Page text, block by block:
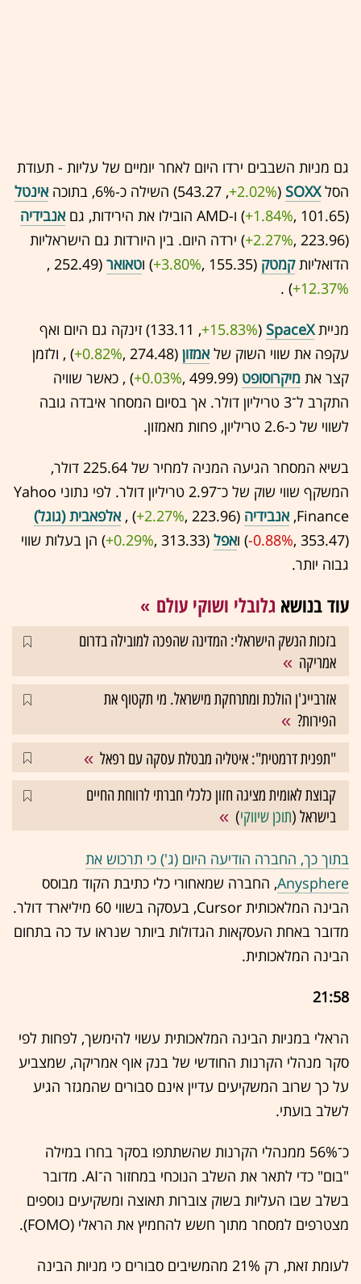
גם מניות השבבים ירדו היום לאחר יומיים של עליות - תעודת
הסלSOXX
(543.27 ,‎
+2.02% ‏) השילה כ-6%, בתוכה
אינטל
(101.65 ,‎
+1.84%‏) ו-AMD הובילו את הירידות, גם
אנבידיה
(223.96 ,‎
+2.27%‏) ירדה היום. בין היורדות גם הישראליות
הדואליותקמטק (155.35 ,‎
+3.80%‏) וטאואר (252.49 ,‎
+12.37%
‏) .
מנייתSpaceX
(133.11 ,‎
+15.83%
‏) זינקה גם היום ואף
עקפה את שווי השוק שלאמזון (274.48 ,‎
+0.82%‏) , ולזמן
קצר את מיקרוסופט (499.99 ,‎
+0.03%‏) , כאשר שוויה
התקרב ל־3 טריליון דולר. אך בסיום המסחר איבדה גובה
לשווי של כ-2.6 טריליון, פחות מאמזון.
בשיא המסחר הגיעה המניה למחיר של 225.64 דולר,
המשקף שווי שוק של כ־2.97 טריליון דולר. לפי נתוני Yahoo
Finance, אנבידיה (223.96 ,‎
+2.27%
‏) ,אלפאבית (גוגל)
(353.47 ,‎
-0.88%‏) ואפל (313.33 ,‎
+0.29%‏) הן בעלות שווי
גבוה יותר.
עוד בנושא גלובלי ושוקי עולם
בזכות הנשק הישראלי: המדינה שהפכה למובילה בדרום
אמריקה
אזרבייג'ן הולכת ומתרחקת מישראל. מי תקטוף את
הפירות?
"תפנית דרמטית": איטליה מבטלת עסקה עם רפאל
קבוצת לאומית מציגה חזון כלכלי חברתי לרווחת החיים
בישראל (תוכן שיווקי)
בתוך כך, החברה הודיעה היום (ג') כי תרכוש את
Anysphere, החברה שמאחורי כלי כתיבת הקוד מבוסס
הבינה המלאכותית Cursor, בעסקה בשווי 60 מיליארד דולר.
מדובר באחת העסקאות הגדולות ביותר שנראו עד כה בתחום
הבינה המלאכותית.
21:58
הראלי במניות הבינה המלאכותית עשוי להימשך, לפחות לפי
סקר מנהלי הקרנות החודשי של בנק אוף אמריקה, שמצביע
על כך שרוב המשקיעים עדיין אינם סבורים שהמגזר הגיע
לשלב בועתי.
כ־56% ממנהלי הקרנות שהשתתפו בסקר בחרו במילה
"בום" כדי לתאר את השלב הנוכחי במחזור ה־AI. מדובר
בשלב שבו העליות בשוק צוברות תאוצה ומשקיעים נוספים
מצטרפים למסחר מתוך חשש להחמיץ את הראלי (FOMO).
לעומת זאת, רק 21% מהמשיבים סבורים כי מניות הבינה